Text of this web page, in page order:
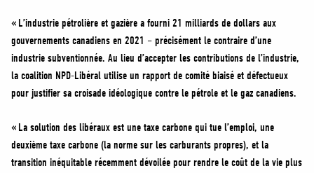
« L’industrie pétrolière et gazière a fourni 21 milliards de dollars aux
gouvernements canadiens en 2021 – précisément le contraire d’une
industrie subventionnée. Au lieu d’accepter les contributions de l’industrie,
la coalition NPD-Libéral utilise un rapport de comité biaisé et défectueux
pour justifier sa croisade idéologique contre le pétrole et le gaz canadiens.
« La solution des libéraux est une taxe carbone qui tue l’emploi, une
deuxième taxe carbone (la norme sur les carburants propres), et la
transition inéquitable récemment dévoilée pour rendre le coût de la vie plus